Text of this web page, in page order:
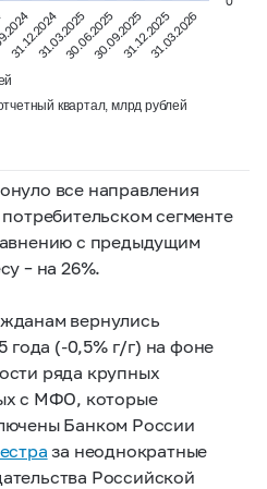
31.12.202431.03.202530.06.202530.09.202531.12.202531.03.2026
квартал, млрд рублей
все направления
сегменте
с предыдущим
– на 26%.
вернулись
года (-0,5% г/г) на фоне
ряда крупных
с МФО, которые
Банком России
за неоднократные
Российской